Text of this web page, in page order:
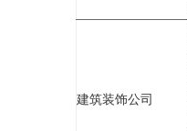
建筑装饰公司